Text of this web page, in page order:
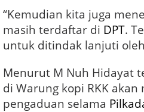
“Kemudian kita juga
masih terdaftar di DPT.
untuk ditindak lanjuti oleh
Menurut M Nuh Hidayat
di Warung kopi RKK
pengaduan selama